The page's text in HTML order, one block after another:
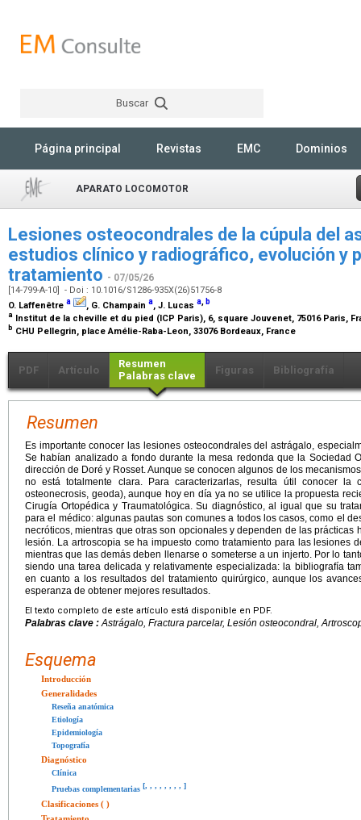
Buscar
Página principal Revistas EMC Dominios
APARATO LOCOMOTOR
Lesiones osteocondrales de la cúpula del
estudios clínico y radiográfico, evolución y
tratamiento - 07/05/26
[14-799-A-10] - Doi : 10.1016/S1286-935X(26)51756-8
O. Laffenêtre a , G. Champain a, J. Lucas a, b
a Institut de la cheville et du pied (ICP Paris), 6, square Jouvenet, 75016 Paris,
b CHU Pellegrin, place Amélie-Raba-Leon, 33076 Bordeaux, France
PDF Artículo
Resumen
Palabras clave
Figuras Bibliografía
Resumen
Es importante conocer las lesiones osteocondrales del astrágalo,
Se habían analizado a fondo durante la mesa redonda que la Sociedad
dirección de Doré y Rosset. Aunque se conocen algunos de los
no está totalmente clara. Para caracterizarlas, resulta útil conocer la
osteonecrosis, geoda), aunque hoy en día ya no se utilice la propuesta
Cirugía Ortopédica y Traumatológica. Su diagnóstico, al igual que su
para el médico: algunas pautas son comunes a todos los casos, como el
necróticos, mientras que otras son opcionales y dependen de las prácticas
lesión. La artroscopia se ha impuesto como tratamiento para las lesiones
mientras que las demás deben llenarse o someterse a un injerto. Por lo
siendo una tarea delicada y relativamente especializada: la bibliografía
en cuanto a los resultados del tratamiento quirúrgico, aunque los
esperanza de obtener mejores resultados.
El texto completo de este artículo está disponible en PDF.
Palabras clave :Astrágalo, Fractura parcelar, Lesión osteocondral,
Esquema
Introducción
Generalidades
Reseña anatómica
Etiología
Epidemiología
Topografía
Diagnóstico
Clínica
Pruebas complementarias [, , , , , , , , ]
Clasificaciones ( )